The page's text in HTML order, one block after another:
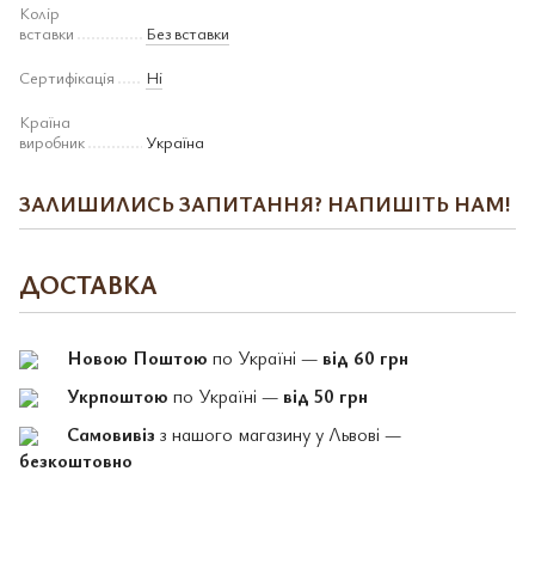
Колір
вставки
Без вставки
Сертифікація
Ні
Країна
виробник
Україна
ЗАЛИШИЛИСЬ ЗАПИТАННЯ? НАПИШІТЬ НАМ!
ДОСТАВКА
Новою Поштою по Україні — від 60 грн
Укрпоштою по Україні — від 50 грн
Самовивіз з нашого магазину у Львові —
безкоштовно